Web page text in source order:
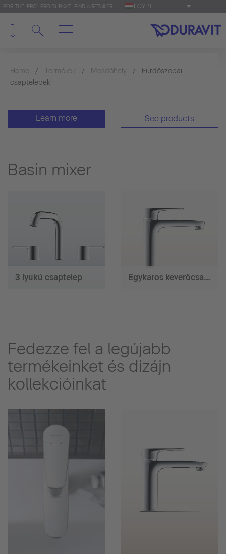
FOR THE 'PRO': PRO.DURAVIT FIND A RETAILER EGYPT
Home Termékek Mosdóhely
Fürdőszobai
csaptelepek
Learn more See products
Basin mixer
3 lyukú csaptelep Egykaros keverőcsaptelep
Fedezze fel a legújabb
termékeinket és dizájn
kollekcióinkat